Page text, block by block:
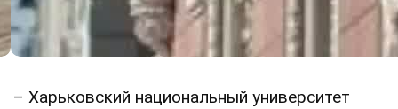
– Харьковский национальный университет